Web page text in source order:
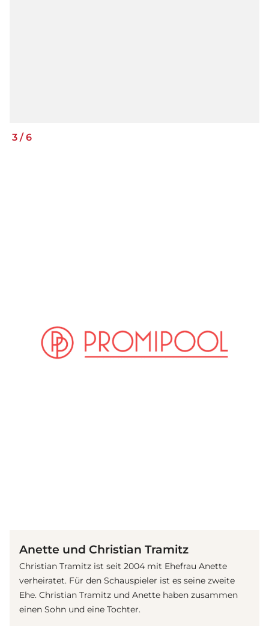
3 /6
Anette und Christian Tramitz
Christian Tramitz ist seit 2004 mit Ehefrau Anette
verheiratet. Für den Schauspieler ist es seine zweite
Ehe. Christian Tramitz und Anette haben zusammen
einen Sohn und eine Tochter.